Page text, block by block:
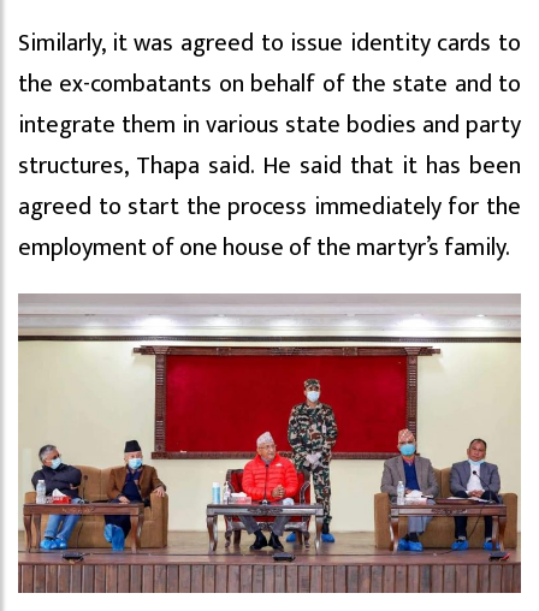
Similarly, it was agreed to issue identity cards to
the ex-combatants on behalf of the state and to
integrate them in various state bodies and party
structures, Thapa said. He said that it has been
agreed to start the process immediately for the
employment of one house of the martyr’s family.